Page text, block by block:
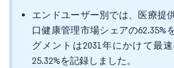
エンドユーザー別では、医療提
口健康管理市場シェアの62.35%
グメントは2031年にかけて最
25.32%を記録しました。